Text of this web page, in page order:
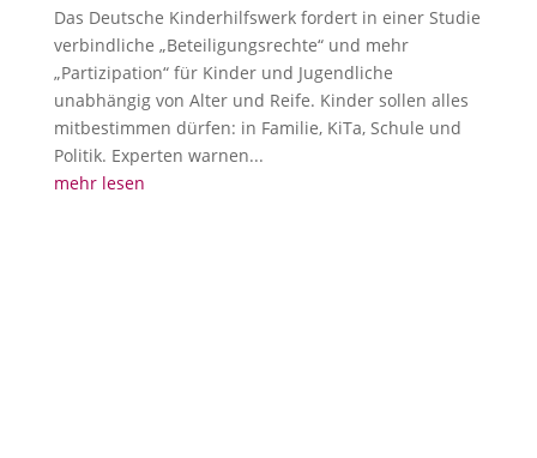
Das Deutsche Kinderhilfswerk fordert in einer Studie
verbindliche „Beteiligungsrechte“ und mehr
„Partizipation“ für Kinder und Jugendliche
unabhängig von Alter und Reife. Kinder sollen alles
mitbestimmen dürfen: in Familie, KiTa, Schule und
Politik. Experten warnen...
mehr lesen